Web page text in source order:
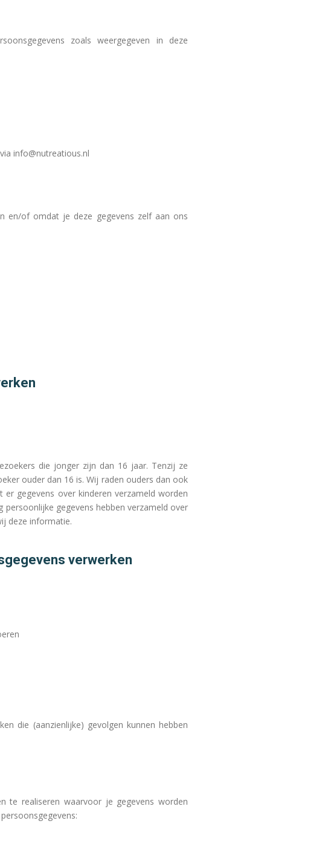
zoals weergegeven in deze
info@nutreatious.nl
en/of omdat je deze gegevens zelf aan ons
die jonger zijn dan 16 jaar. Tenzij ze
ouder dan 16 is. Wij raden ouders dan ook
gegevens over kinderen verzameld worden
gegevens hebben verzameld over
deze informatie.
verwerken
die (aanzienlijke) gevolgen kunnen hebben
te realiseren waarvoor je gegevens worden